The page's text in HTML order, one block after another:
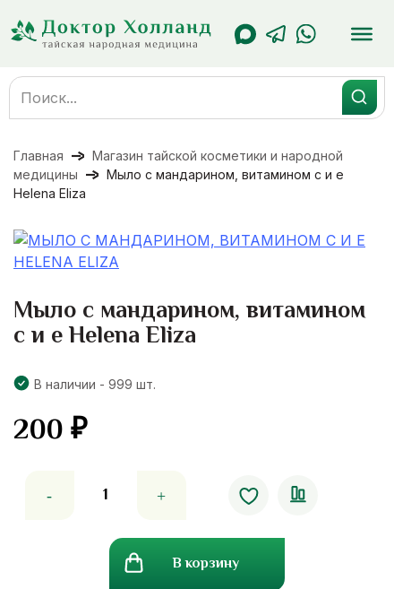
содержанию
Search
for:
Главная
Магазин тайской косметики и народной
медицины
Мыло с мандарином, витамином с и е
Helena Eliza
Мыло с мандарином, витамином
с и е Helena Eliza
В наличии - 999 шт.
200₽
товара
В корзину